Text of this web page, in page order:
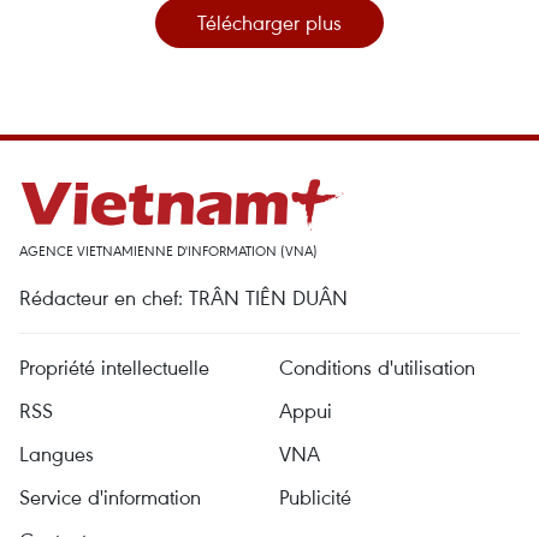
Télécharger plus
AGENCE VIETNAMIENNE D'INFORMATION (VNA)
Rédacteur en chef: TRÂN TIÊN DUÂN
Propriété intellectuelle
Conditions d'utilisation
RSS
Appui
Langues
VNA
Service d'information
Publicité